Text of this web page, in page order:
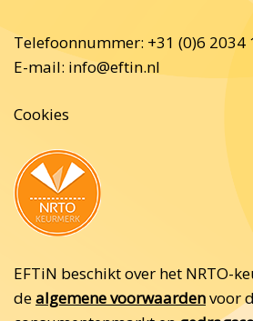
Telefoonnummer: +31 (0)6 2034
E-mail: info@eftin.nl
Cookies
EFTiN beschikt over het NRTO-
dealgemene voorwaardenvoor